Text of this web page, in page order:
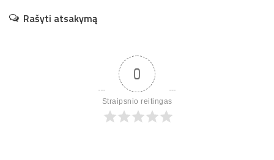
Rašyti atsakymą
0
Straipsnio reitingas